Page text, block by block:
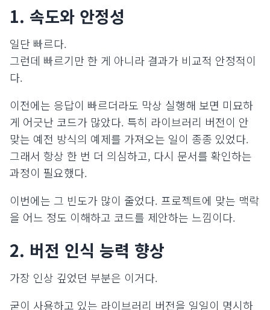
1. 속도와 안정성
일단 빠르다.
그런데 빠르기만 한 게 아니라 결과가 비교적 안정적이
다.
이전에는 응답이 빠르더라도 막상 실행해 보면 미묘하
게 어긋난 코드가 많았다. 특히 라이브러리 버전이 안
맞는 예전 방식의 예제를 가져오는 일이 종종 있었다.
그래서 항상 한 번 더 의심하고, 다시 문서를 확인하는
과정이 필요했다.
이번에는 그 빈도가 많이 줄었다. 프로젝트에 맞는 맥락
을 어느 정도 이해하고 코드를 제안하는 느낌이다.
2. 버전 인식 능력 향상
가장 인상 깊었던 부분은 이거다.
굳이 사용하고 있는 라이브러리 버전을 일일이 명시하